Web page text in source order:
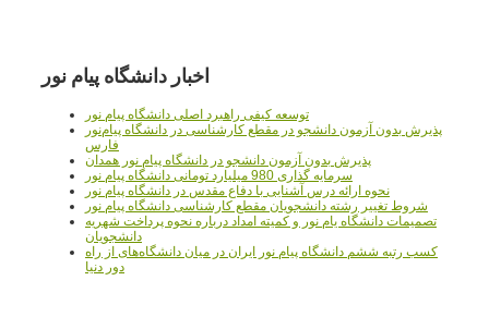
اخبار دانشگاه پیام نور
توسعه کیفی راهبرد اصلی دانشگاه پیام نور
پذیرش بدون آزمون دانشجو در مقطع کارشناسی در دانشگاه پیام‌نور
فارس
پذیرش بدون آزمون دانشجو در دانشگاه پیام نور همدان
سرمایه گذاری 980 میلیارد تومانی دانشگاه پیام نور
نحوه ارائه درس آشنایی با دفاع مقدس در دانشگاه پیام نور
شروط تغییر رشته دانشجویان مقطع کارشناسی دانشگاه پیام نور
تصمیمات دانشگاه یام نور و کمیته امداد درباره نحوه پرداخت شهریه
دانشجویان
کسب رتبه ششم دانشگاه پیام نور ایران در میان دانشگاه‌های از راه
دور دنیا